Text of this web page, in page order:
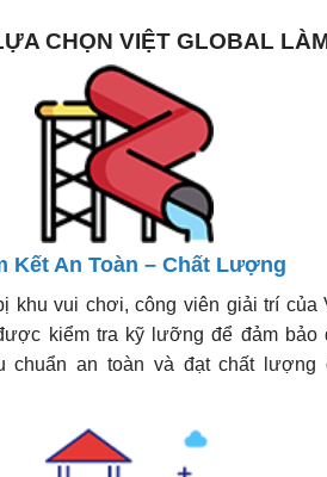
CHỌN VIỆT GLOBAL
Kết An Toàn – Chất Lượng
khu vui chơi, công viên giải trí của
kiểm tra kỹ lưỡng để đảm bảo
chuẩn an toàn và đạt chất lượng